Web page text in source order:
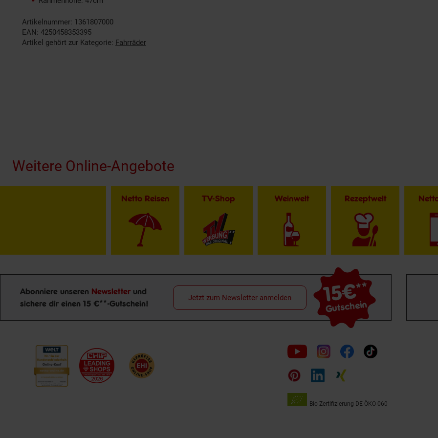
Artikelnummer: 1361807000
EAN: 4250458353395
Artikel gehört zur Kategorie: Fahrräder
Weitere Online-Angebote
Netto Reisen TV-Shop Weinwelt Rezeptwelt
Newsletter Anmeldung
Abonniere unseren Newsletter und
sichere dir einen 15 €**-Gutschein!
15€**
Gutschein
Jetzt zum Newsletter anmelden
Folge
uns
auf
Bio Zertifizierung DE-ÖKO-060